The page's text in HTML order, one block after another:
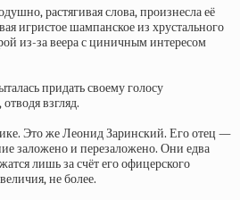
растягивая слова, произнесла её
игристое шампанское из хрустального
из-за веера с циничным интересом
придать своему голосу
взгляд.
Это же Леонид Заринский. Его отец —
заложено и перезаложено. Они едва
лишь за счёт его офицерского
не более.